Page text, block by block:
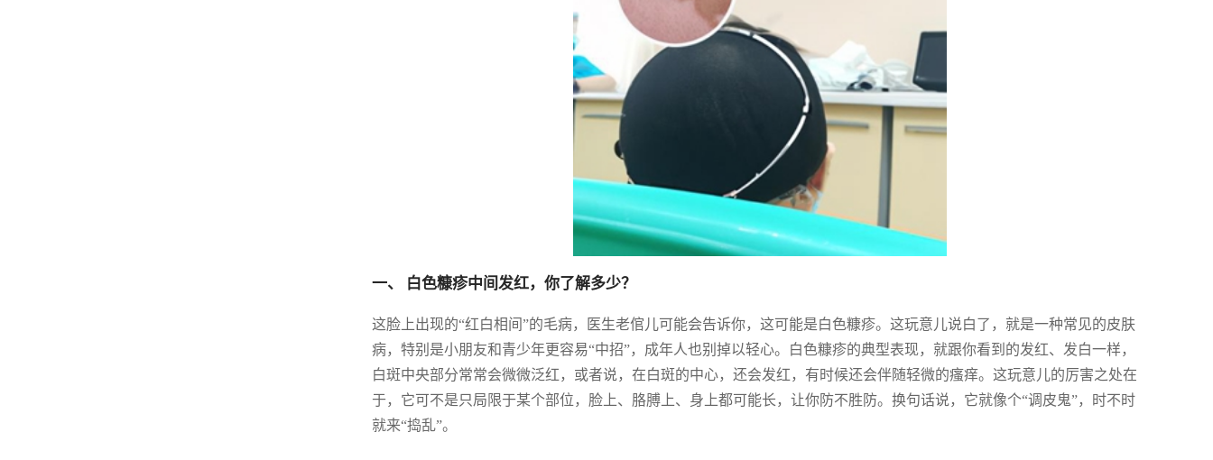
一、 白色糠疹中间发红，你了解多少？
这脸上出现的“红白相间”的毛病，医生老倌儿可能会告诉你，这可能是白色糠疹。这玩意儿说白了，就是一种常见的皮肤
病，特别是小朋友和青少年更容易“中招”，成年人也别掉以轻心。白色糠疹的典型表现，就跟你看到的发红、发白一样，
白斑中央部分常常会微微泛红，或者说，在白斑的中心，还会发红，有时候还会伴随轻微的瘙痒。这玩意儿的厉害之处在
于，它可不是只局限于某个部位，脸上、胳膊上、身上都可能长，让你防不胜防。换句话说，它就像个“调皮鬼”，时不时
就来“捣乱”。